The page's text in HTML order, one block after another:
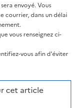
envoyé. Vous
courrier, dans un délai
vous renseignez ci-
vous afin d'éviter
cet article